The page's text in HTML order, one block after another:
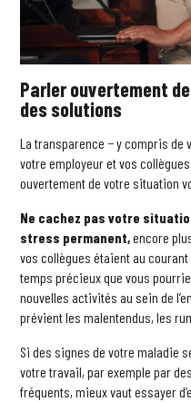
Parler ouvertement
des solutions
La transparence − y compris de
votre employeur et vos
ouvertement de votre situation
Ne cachez pas votre
stress permanent,encore
vos collègues étaient au
temps précieux que vous
nouvelles activités au sein de
prévient les malentendus, les
Si des signes de votre maladie
votre travail, par exemple par
fréquents, mieux vaut essayer